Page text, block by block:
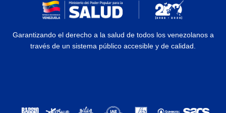
Garantizando el derecho a la salud de todos los venezolanos a
través de un sistema público accesible y de calidad.